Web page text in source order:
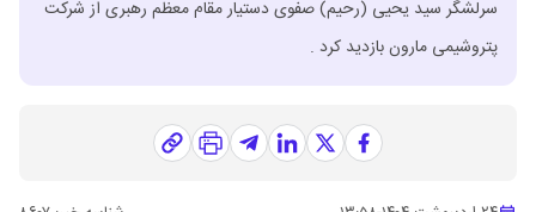
سرلشگر سید یحیی (رحیم) صفوی دستیار مقام معظم رهبری از شرکت
پتروشیمی مارون بازدید کرد .